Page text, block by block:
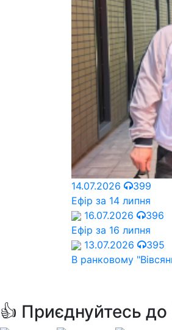
14.07.2026
399
Ефір за 14 липня
16.07.2026
396
Ефір за 16 липня
13.07.2026
395
В ранковому
👍 Приєднуйтесь